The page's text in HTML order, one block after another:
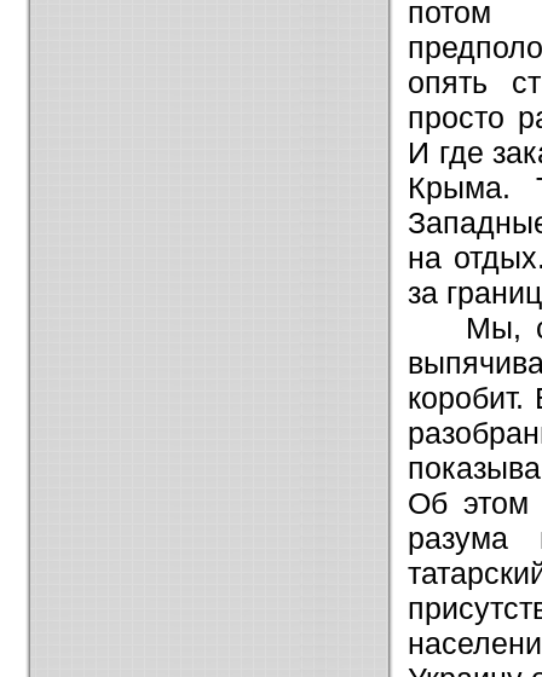
потом
опять
просто
И где
Крыма.
на
за
Мы,
Об этом